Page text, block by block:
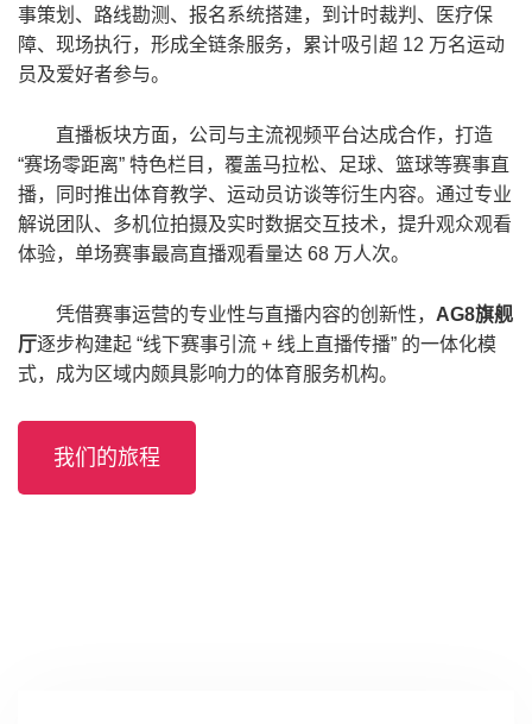
事策划、路线勘测、报名系统搭建，到计时裁判、医疗保
障、现场执行，形成全链条服务，累计吸引超 12 万名运动
员及爱好者参与。
直播板块方面，公司与主流视频平台达成合作，打造
“赛场零距离” 特色栏目，覆盖马拉松、足球、篮球等赛事直
播，同时推出体育教学、运动员访谈等衍生内容。通过专业
解说团队、多机位拍摄及实时数据交互技术，提升观众观看
体验，单场赛事最高直播观看量达 68 万人次。
凭借赛事运营的专业性与直播内容的创新性， AG8旗舰
厅逐步构建起 “线下赛事引流 + 线上直播传播” 的一体化模
式，成为区域内颇具影响力的体育服务机构。
我们的旅程